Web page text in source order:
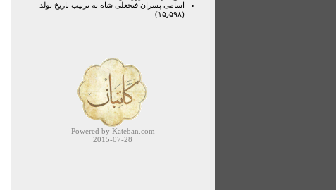
اسامی پسران فتحعلی شاه به ترتیب تاریخ تولد
(۱۵٫۵۹۸)
Powered by Kateban.com
2015-07-28